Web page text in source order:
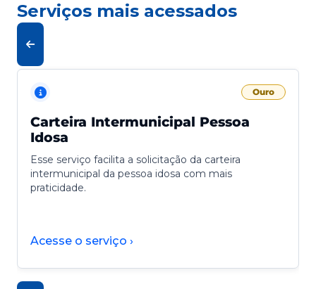
Serviços mais acessados
Ouro
Carteira Intermunicipal Pessoa
Idosa
Esse serviço facilita a solicitação da carteira
intermunicipal da pessoa idosa com mais
praticidade.
Acesse o serviço ›